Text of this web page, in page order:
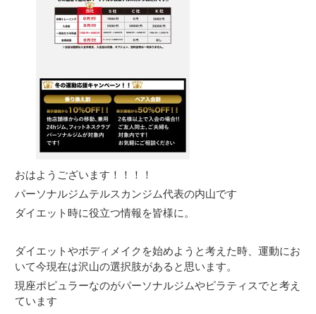
おはようございます！！！！
パーソナルジムテルスカンジム代表の内山です
ダイエット時に役立つ情報を皆様に。
ダイエットやボディメイクを始めようと考えた時、運動にお
いて今現在は沢山の選択肢があると思います。
現座ポピュラーなのがパーソナルジムやピラティスでと考え
ています